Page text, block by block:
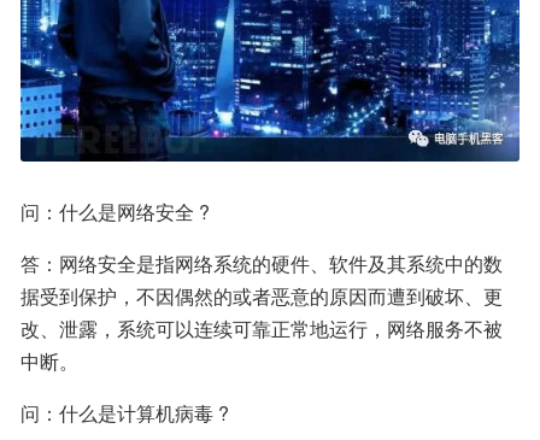
问：什么是网络安全 ?
答：网络安全是指网络系统的硬件、软件及其系统中的数
据受到保护，不因偶然的或者恶意的原因而遭到破坏、更
改、泄露，系统可以连续可靠正常地运行，网络服务不被
中断。
问：什么是计算机病毒 ?